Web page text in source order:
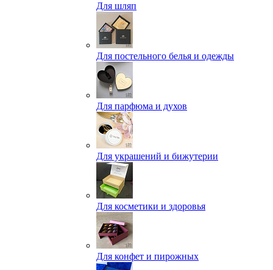
Для шляп
Для постельного белья и одежды
Для парфюма и духов
Для украшений и бижутерии
Для косметики и здоровья
Для конфет и пирожных